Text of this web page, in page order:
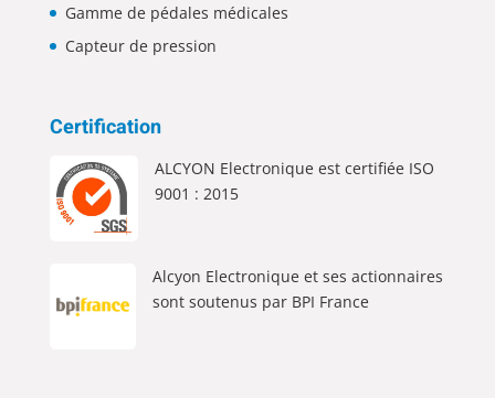
Gamme de pédales médicales
Capteur de pression
Certification
ALCYON Electronique est certifiée ISO
9001 : 2015
Alcyon Electronique et ses actionnaires
sont soutenus par BPI France